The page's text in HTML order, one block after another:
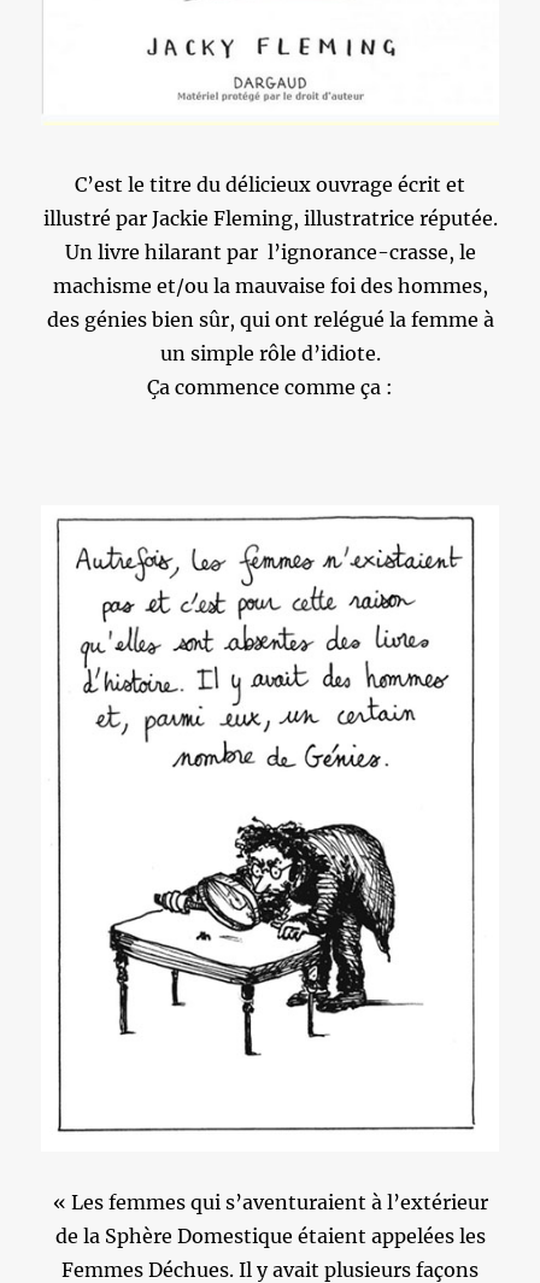
C’est le titre du délicieux ouvrage écrit et
illustré par Jackie Fleming, illustratrice réputée.
Un livre hilarant par l’ignorance-crasse, le
machisme et/ou la mauvaise foi des hommes,
des génies bien sûr, qui ont relégué la femme à
un simple rôle d’idiote.
Ça commence comme ça :
« Les femmes qui s’aventuraient à l’extérieur
de la Sphère Domestique étaient appelées les
Femmes Déchues. Il y avait plusieurs façons